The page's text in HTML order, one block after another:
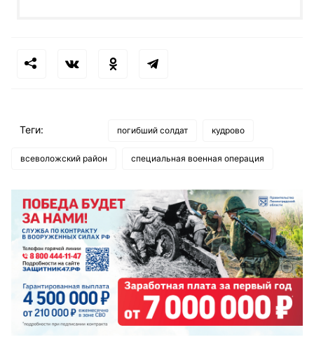
Теги: погибший солдат кудрово
всеволожский район специальная военная операция